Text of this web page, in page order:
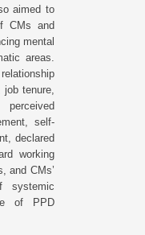
aimed to
CMs and
mental
areas.
tenure,
self-
declared
working
and CMs’
systemic
of PPD